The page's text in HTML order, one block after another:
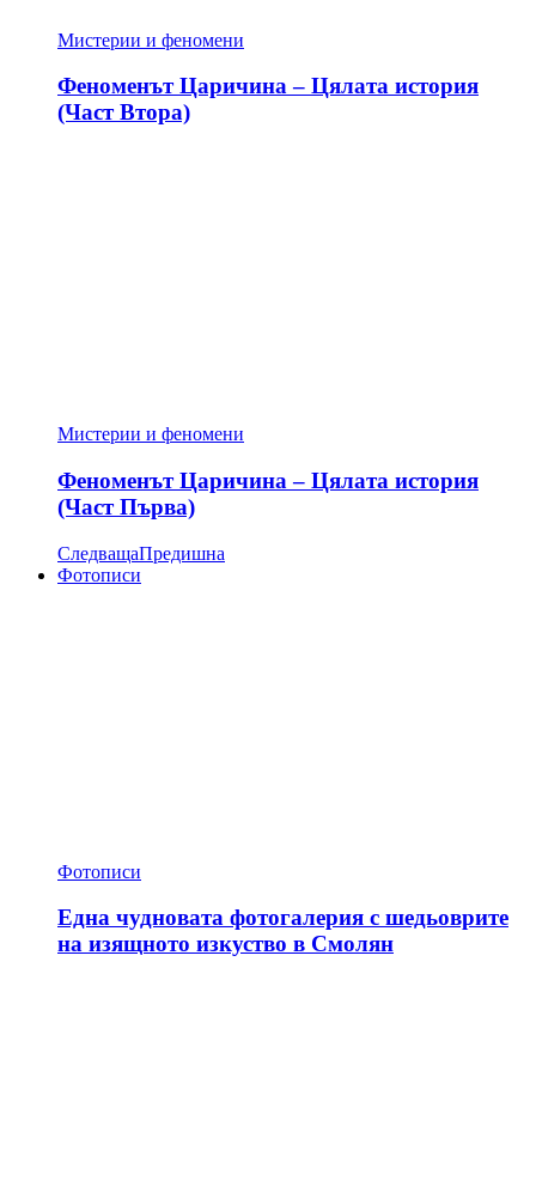
Мистерии и феномени
Феноменът Царичина – Цялата история
(Част Втора)
Мистерии и феномени
Феноменът Царичина – Цялата история
(Част Първа)
СледващаПредишна
Фотописи
Фотописи
Една чудновата фотогалерия с шедьоврите
на изящното изкуство в Смолян